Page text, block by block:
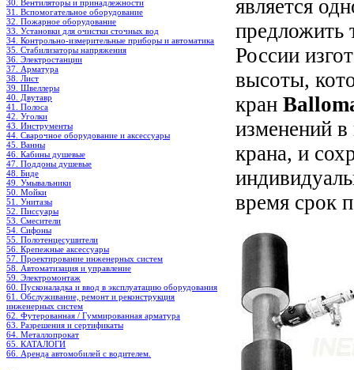
30. Вентиляторы и принадлежности
31. Вспомогательное оборудование
32. Пожарное оборудование
33. Установки для очистки сточных вод
34. Контрольно-измерительные приборы и автоматика
35. Стабилизаторы напряжения
36. Электростанции
37. Арматура
38. Лист
39. Швеллеры
40. Двутавр
41. Полоса
42. Уголки
43. Инструменты
44. Сварочное оборудование и аксессуары
45. Ванны
46. Кабины душевые
47. Поддоны душевые
48. Биде
49. Умывальники
50. Мойки
51. Унитазы
52. Писсуары
53. Смесители
54. Сифоны
55. Полотенцесушители
56. Крепежные аксессуары
57. Проектирование инженерных систем
58. Автоматизация и управление
59. Электромонтаж
60. Пусконаладка и ввод в эксплуатацию оборудования
61. Обслуживание, ремонт и реконструкция
инженерных систем
62. Футерованная / Гуммированная арматура
63. Разрешения и сертификаты
64. Металлопрокат
65. КАТАЛОГИ
66. Аренда автомобилей с водителем.
является
предложить
России
высоты,
кран
изменений
крана, и
время срок